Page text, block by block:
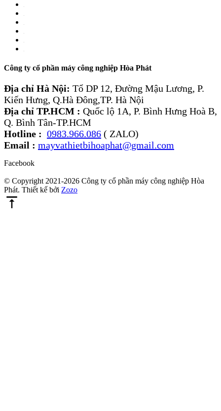
Công ty cổ phần máy công nghiệp Hòa Phát
Địa chỉ Hà Nội: Tổ DP 12, Đường Mậu Lương, P.
Kiến Hưng, Q.Hà Đông,TP. Hà Nội
Địa chỉ TP.HCM : Quốc lộ 1A, P. Bình Hưng Hoà B,
Q. Bình Tân-TP.HCM
Hotline : 0983.966.086 ( ZALO)
Email : mayvathietbihoaphat@gmail.com
Facebook
© Copyright 2021-2026 Công ty cổ phần máy công nghiệp Hòa
Phát. Thiết kế bởi Zozo